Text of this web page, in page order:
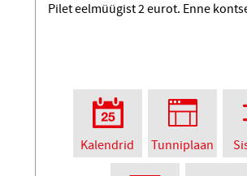
Pilet eelmüügist 2 eurot. Enne
Kalendrid Tunniplaan